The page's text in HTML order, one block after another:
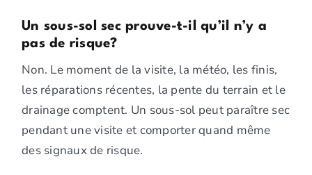
Un sous-sol sec prouve-t-il qu’il n’y a
pas de risque?
Non. Le moment de la visite, la météo, les finis,
les réparations récentes, la pente du terrain et le
drainage comptent. Un sous-sol peut paraître sec
pendant une visite et comporter quand même
des signaux de risque.